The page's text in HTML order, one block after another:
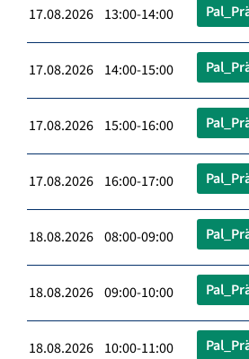
17.08.2026 13:00-14:00
17.08.2026 14:00-15:00
17.08.2026 15:00-16:00
17.08.2026 16:00-17:00
18.08.2026 08:00-09:00
18.08.2026 09:00-10:00
18.08.2026 10:00-11:00